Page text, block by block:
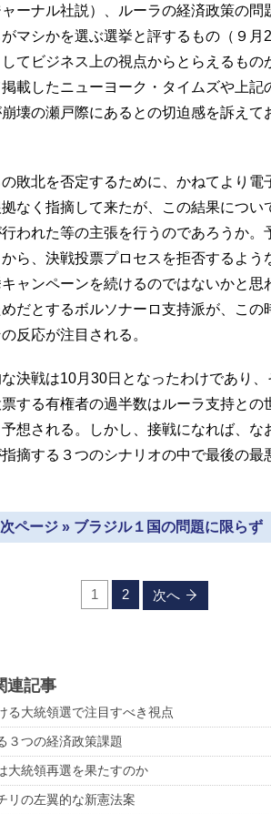
ーナル社説）、ルーラの経済政策の問
マシかを選ぶ選挙と評するもの（９月
てビジネス上の視点からとらえるもの
載したニューヨーク・タイムズや上記
壊の瀬戸際にあるとの切迫感を訴えて
敗北を否定するために、かねてより電
なく指摘して来たが、この結果につい
われた等の主張を行うのであろうか。
ら、決戦投票プロセスを拒否するよう
ャンペーンを続けるのではないかと思
だとするボルソナーロ支持派が、この
反応が注目される。
決戦は10月30日となったわけであり、
する有権者の過半数はルーラ支持との
想される。しかし、接戦になれば、な
摘する３つのシナリオの中で最後の最
次ページ » ブラジル１国の問題に限らず
1 2 次へ
連記事
る大統領選で注目すべき視点
３つの経済政策課題
大統領再選を果たすのか
リの左翼的な新憲法案